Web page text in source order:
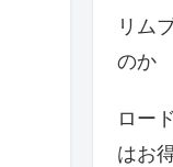
リム
のか
ロー
はお